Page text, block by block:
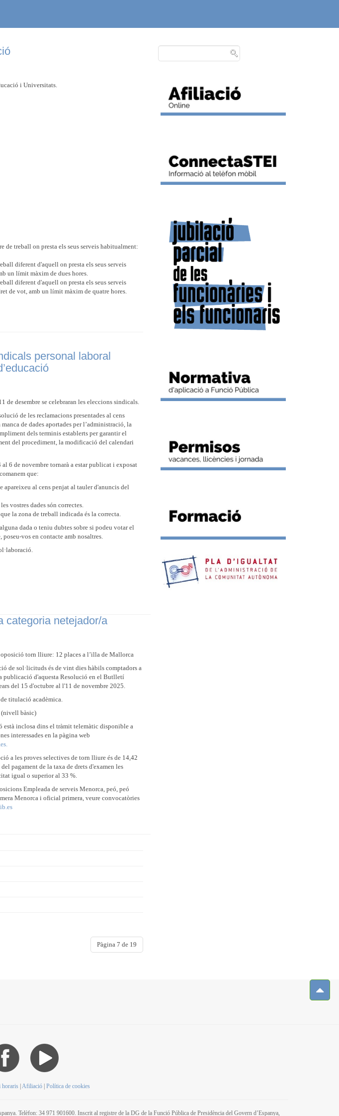
i Universitats.
de treball on presta els seus serveis habitualment:
diferent d'aquell on presta els seus serveis
un límit màxim de dues hores.
diferent d'aquell on presta els seus serveis
de vot, amb un límit màxim de quatre hores.
personal laboral
de desembre se celebraran les eleccions sindicals.
de les reclamacions presentades al cens
de dades aportades per l’administració, la
dels terminis establerts per garantir el
del procediment, la modificació del calendari
al 6 de novembre tornarà a estar publicat i exposat
que:
apareixeu al cens penjat al tauler d'anuncis del
vostres dades són correctes.
la zona de treball indicada és la correcta.
dada o teniu dubtes sobre si podeu votar el
poseu-vos en contacte amb nosaltres.
categoria netejador/a
torn lliure: 12 places a l’illa de Mallorca
de sol·licituds és de vint dies hàbils comptadors a
publicació d'aquesta Resolució en el Butlletí
del 15 d'octubre al l'11 de novembre 2025.
titulació acadèmica.
bàsic)
està inclosa dins el tràmit telemàtic disponible a
interessades en la pàgina web
a les proves selectives de torn lliure és de 14,42
pagament de la taxa de drets d'examen les
igual o superior al 33 %.
Empleada de serveis Menorca, peó, peó
Menorca i oficial primera, veure convocatòries
Pàgina 7 de 19
horaris Afiliació Política de cookies
Telèfon: 34 971 901600. Inscrit al registre de la DG de la Funció Pública de Presidència del Govern d’Espanya,